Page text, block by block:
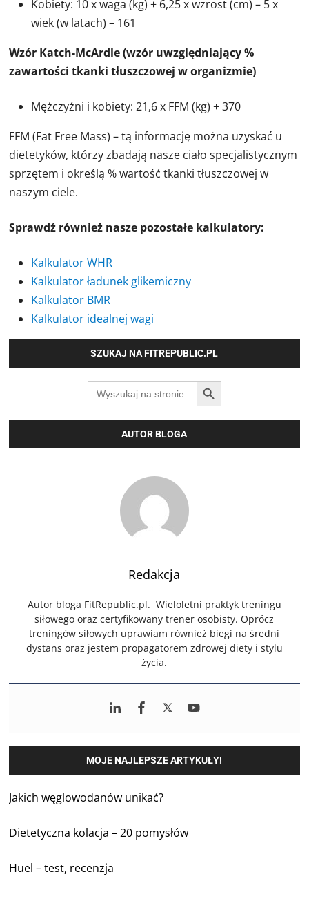
Kobiety: 10 x waga (kg) + 6,25 x wzrost (cm) – 5 x
wiek (w latach) – 161
Wzór Katch-McArdle (wzór uwzględniający %
zawartości tkanki tłuszczowej w organizmie)
Mężczyźni i kobiety: 21,6 x FFM (kg) + 370
FFM (Fat Free Mass) – tą informację można uzyskać u
dietetyków, którzy zbadają nasze ciało specjalistycznym
sprzętem i określą % wartość tkanki tłuszczowej w
naszym ciele.
Sprawdź również nasze pozostałe kalkulatory:
Kalkulator WHR
Kalkulator ładunek glikemiczny
Kalkulator BMR
Kalkulator idealnej wagi
SZUKAJ NA FITREPUBLIC.PL
Search
for:
SEARCH BUTTON
AUTOR BLOGA
Redakcja
Autor bloga FitRepublic.pl. Wieloletni praktyk treningu
siłowego oraz certyfikowany trener osobisty. Oprócz
treningów siłowych uprawiam również biegi na średni
dystans oraz jestem propagatorem zdrowej diety i stylu
życia.
MOJE NAJLEPSZE ARTYKUŁY!
Jakich węglowodanów unikać?
Dietetyczna kolacja – 20 pomysłów
Huel – test, recenzja